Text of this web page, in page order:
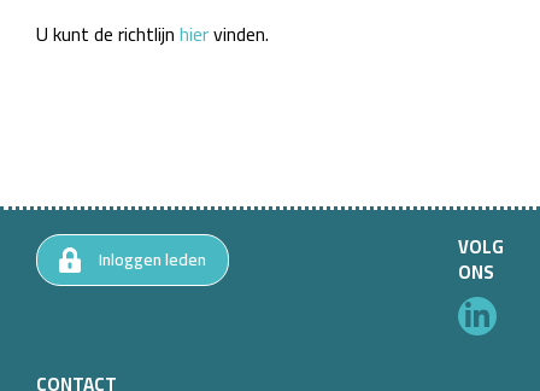
U kunt de richtlijnhiervinden.
Inloggen leden VOLG
ONS